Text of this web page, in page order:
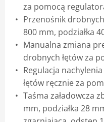
za pomocą
Przenośnik
800 mm, podziałka
Manualna zmiana
drobnych łętów za
Regulacja
łętów ręcznie za
Taśma załadowcza
mm, podziałka 28